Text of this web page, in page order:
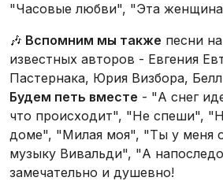
"Часовые любви", "Эта женщина
🎶 Вспомним мы также песни
известных авторов - Евгения
Пастернака, Юрия Визбора,
Будем петь вместе - "А снег
что происходит", "Не спеши",
доме", "Милая моя", "Ты у меня
музыку Вивальди", "А
замечательно и душевно!